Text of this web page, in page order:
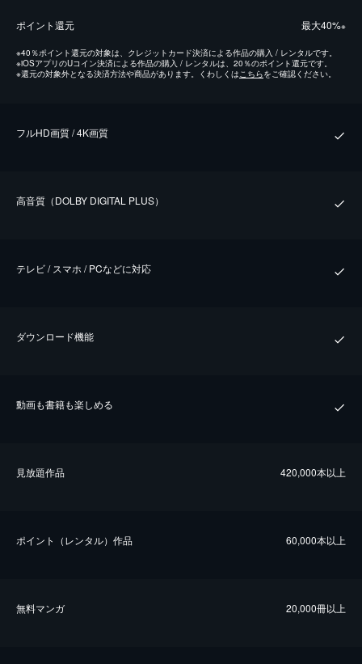
ポイント還元 最⼤40%※
※40％ポイント還元の対象は、クレジットカード決済による作品の購入 / レンタルです。
※iOSアプリのUコイン決済による作品の購入 / レンタルは、20％のポイント還元です。
※還元の対象外となる決済方法や商品があります。くわしくは こちらをご確認ください。
フルHD画質 / 4K画質
⾼⾳質（DOLBY DIGITAL PLUS）
テレビ / スマホ / PCなどに対応
ダウンロード機能
動画も書籍も楽しめる
⾒放題作品 420,000本以上
ポイント（レンタル）作品 60,000本以上
無料マンガ 20,000冊以上